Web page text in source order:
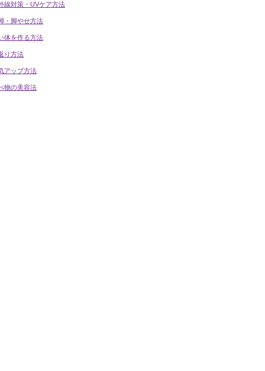
線対策・UVケア方法
・脚やせ方法
体を作る方法
り方法
アップ方法
物の美容法